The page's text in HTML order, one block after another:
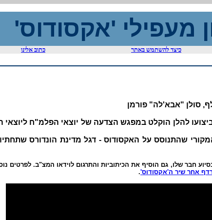
מעפילי
כתוב אלינו כיצד להשתמש באתר
סולן "אבא'לה" פורמן
להלן הוקלט במפגש הצדעה של יוצאי הפלמ"ח ליוצאי
שהתנוסס על האקסודוס - דגל מדינת הונדורס
חבר שלו, גם הוסיף את הכיתוביות והתרגום לוידאו המצ"ב. לפרטים
אחר שיר ה'אקסודוס'.